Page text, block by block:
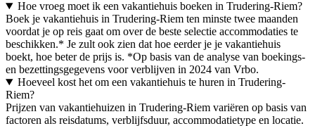
Hoe vroeg moet ik een vakantiehuis boeken in Trudering-Riem?
Boek je vakantiehuis in Trudering-Riem ten minste twee maanden
voordat je op reis gaat om over de beste selectie accommodaties te
beschikken.* Je zult ook zien dat hoe eerder je je vakantiehuis
boekt, hoe beter de prijs is. *Op basis van de analyse van boekings-
en bezettingsgegevens voor verblijven in 2024 van Vrbo.
Hoeveel kost het om een vakantiehuis te huren in Trudering-
Riem?
Prijzen van vakantiehuizen in Trudering-Riem variëren op basis van
factoren als reisdatums, verblijfsduur, accommodatietype en locatie.